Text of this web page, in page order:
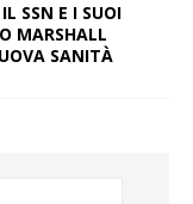
SSN E I SUOI
MARSHALL
SANITÀ